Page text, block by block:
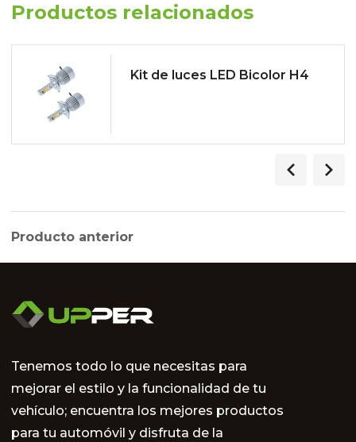
Productos relacionados
Kit de luces LED Bicolor H4
Producto anterior
Tenemos todo lo que necesitas para
mejorar el estilo y la funcionalidad de tu
vehículo; encuentra los mejores productos
para tu automóvil y disfruta de la